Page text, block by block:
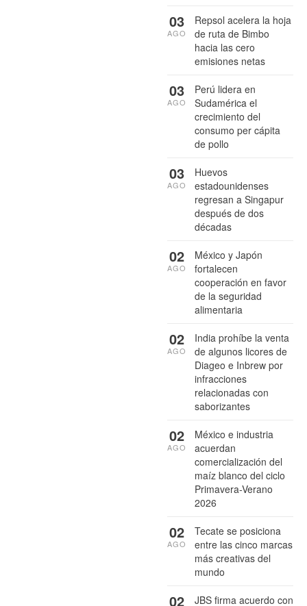
Repsol acelera la hoja
de ruta de Bimbo
hacia las cero
emisiones netas
03
AGO
Perú lidera en
Sudamérica el
crecimiento del
consumo per cápita
de pollo
03
AGO
Huevos
estadounidenses
regresan a Singapur
después de dos
décadas
03
AGO
México y Japón
fortalecen
cooperación en favor
de la seguridad
alimentaria
02
AGO
India prohíbe la venta
de algunos licores de
Diageo e Inbrew por
infracciones
relacionadas con
saborizantes
02
AGO
México e industria
acuerdan
comercialización del
maíz blanco del ciclo
Primavera-Verano
2026
02
AGO
Tecate se posiciona
entre las cinco marcas
más creativas del
mundo
02
AGO
JBS firma acuerdo con
02